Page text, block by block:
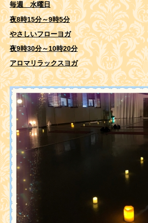
毎週 水曜日
夜8時15分～9時5分
やさしいフローヨガ
夜9時30分～10時20分
アロマリラックスヨガ